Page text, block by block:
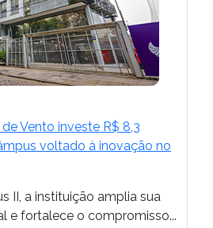
Vento investe R$ 8,3
voltado à inovação no
II, a instituição amplia sua
e fortalece o compromisso...